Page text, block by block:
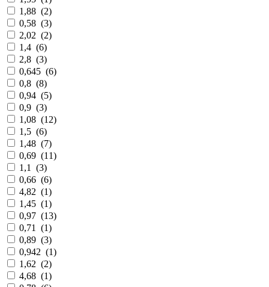
1,88 (2)
0,58 (3)
2,02 (2)
1,4 (6)
2,8 (3)
0,645 (6)
0,8 (8)
0,94 (5)
0,9 (3)
1,08 (12)
1,5 (6)
1,48 (7)
0,69 (11)
1,1
(3)
0,66 (6)
4,82 (1)
1,45 (1)
0,97 (13)
0,71
(1)
0,89 (3)
0,942 (1)
1,62 (2)
4,68 (1)